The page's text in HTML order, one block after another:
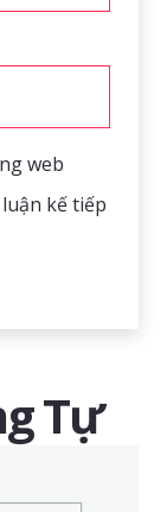
web
kế tiếp
Tự